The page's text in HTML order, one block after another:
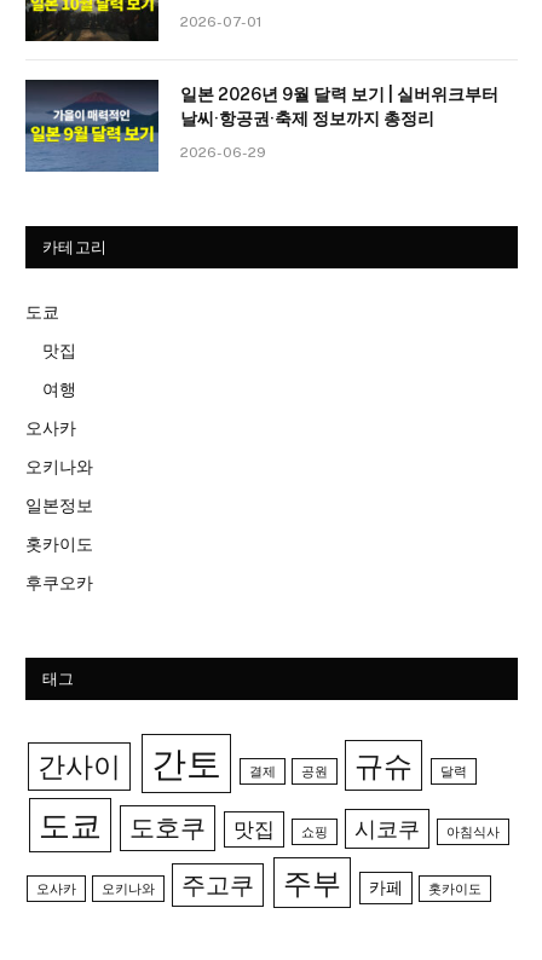
2026-07-01
일본 2026년 9월 달력 보기 | 실버위크부터
날씨·항공권·축제 정보까지 총정리
2026-06-29
카테고리
도쿄
맛집
여행
오사카
오키나와
일본정보
홋카이도
후쿠오카
태그
간사이 간토 결제 공원 규슈 달력
도쿄 도호쿠 맛집 쇼핑 시코쿠 아침식사
오사카 오키나와 주고쿠 주부 카페 홋카이도